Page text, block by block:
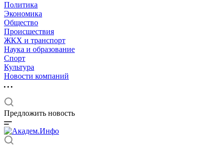
Политика
Экономика
Общество
Происшествия
ЖКХ и транспорт
Наука и образование
Спорт
Культура
Новости компаний
Предложить новость